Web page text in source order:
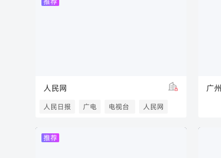
人民网
人民日报 广电 电视台 人民网
广
推荐